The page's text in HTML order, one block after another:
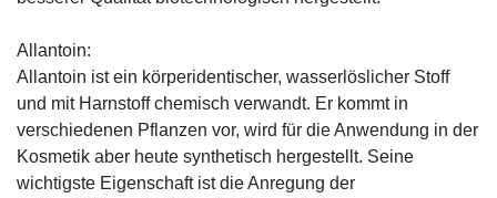
Allantoin:
Allantoin ist ein körperidentischer, wasserlöslicher Stoff
und mit Harnstoff chemisch verwandt. Er kommt in
verschiedenen Pflanzen vor, wird für die Anwendung in der
Kosmetik aber heute synthetisch hergestellt. Seine
wichtigste Eigenschaft ist die Anregung der